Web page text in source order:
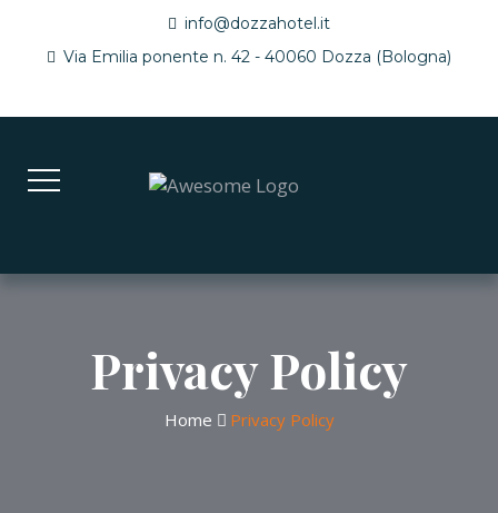
info@dozzahotel.it
Via Emilia ponente n. 42 - 40060 Dozza (Bologna)
Privacy Policy
Home Privacy Policy